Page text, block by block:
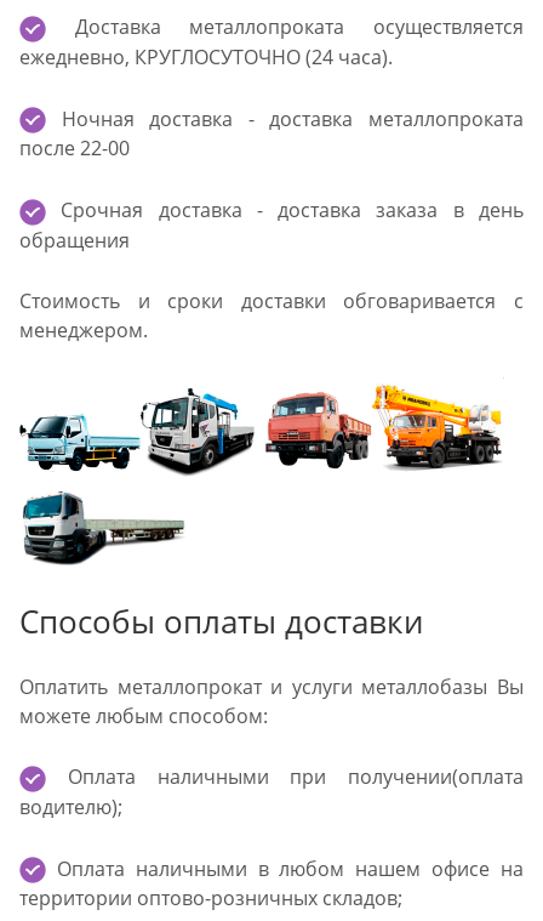
Доставка металлопроката осуществляется
ежедневно, КРУГЛОСУТОЧНО (24 часа).
Ночная доставка - доставка металлопроката
после 22-00
Срочная доставка - доставка заказа в день
обращения
Стоимость и сроки доставки обговаривается с
менеджером.
Способы оплаты доставки
Оплатить металлопрокат и услуги металлобазы Вы
можете любым способом:
Оплата наличными при получении(оплата
водителю);
Оплата наличными в любом нашем офисе на
территории оптово-розничных складов;